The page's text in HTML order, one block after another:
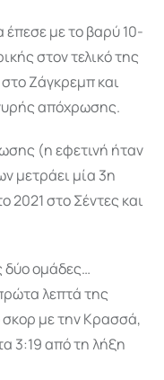
με το βαρύ 10-
στον τελικό της
Ζάγκρεμπ και
απόχρωσης.
(η εφετινή ήταν
μετράει μία 3η
2021 στο Σέντες και
δύο ομάδες…
λεπτά της
με την Κρασσά,
3:19 από τη λήξη